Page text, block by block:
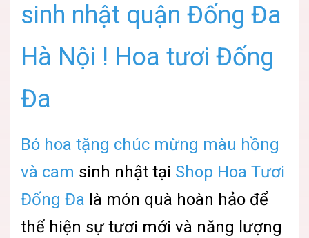
sinh nhật quận Đống Đa
Hà Nội ! Hoa tươi Đống
Đa
Bó hoa tặng chúc mừng màu hồng
và cam sinh nhật tại Shop Hoa Tươi
Đống Đa là món quà hoàn hảo để
thể hiện sự tươi mới và năng lượng